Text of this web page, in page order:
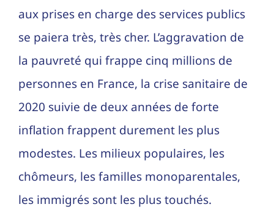
aux prises en charge des services publics
se paiera très, très cher. L’aggravation de
la pauvreté qui frappe cinq millions de
personnes en France, la crise sanitaire de
2020 suivie de deux années de forte
inflation frappent durement les plus
modestes. Les milieux populaires, les
chômeurs, les familles monoparentales,
les immigrés sont les plus touchés.